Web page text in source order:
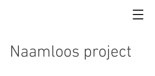
Naamloos project